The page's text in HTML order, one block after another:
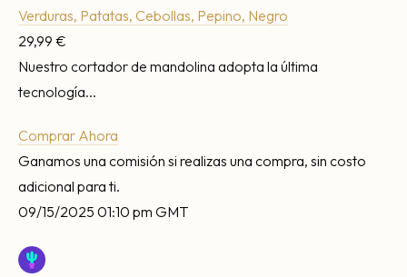
Verduras, Patatas, Cebollas, Pepino, Negro
29,99 €
Nuestro cortador de mandolina adopta la última
tecnología...
Comprar Ahora
Ganamos una comisión si realizas una compra, sin costo
adicional para ti.
09/15/2025 01:10 pm GMT